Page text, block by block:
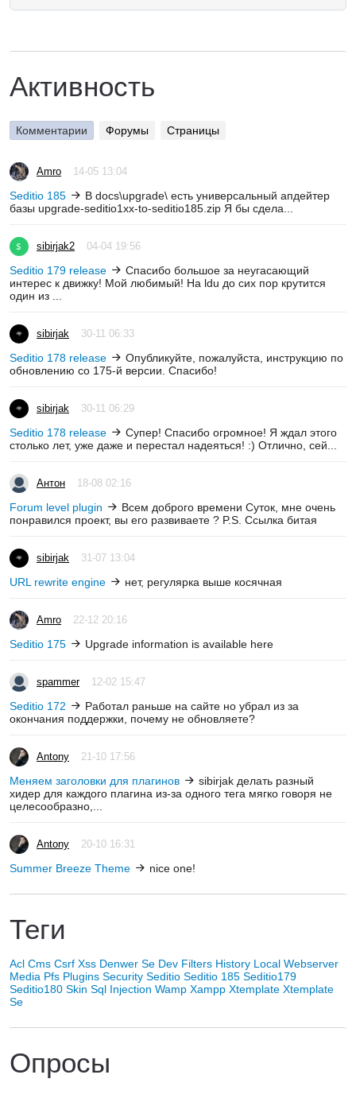
Активность
Комментарии Форумы Страницы
Amro 14-05 13:04
Seditio 185
В docs\upgrade\ есть универсальный апдейтер
базы upgrade-seditio1xx-to-seditio185.zip Я бы сдела...
sibirjak2 04-04 19:56
Seditio 179 release
Спасибо большое за неугасающий
интерес к движку! Мой любимый! На ldu до сих пор крутится
один из ...
sibirjak 30-11 06:33
Seditio 178 release
Опубликуйте, пожалуйста, инструкцию по
обновлению со 175-й версии. Спасибо!
sibirjak 30-11 06:29
Seditio 178 release
Супер! Спасибо огромное! Я ждал этого
столько лет, уже даже и перестал надеяться! :) Отлично, сей...
Антон 18-08 02:16
Forum level plugin
Всем доброго времени Суток, мне очень
понравился проект, вы его развиваете ? P.S. Ссылка битая
sibirjak 31-07 13:04
URL rewrite engine нет, регулярка выше косячная
Amro 22-12 20:16
Seditio 175 Upgrade information is available here
spammer 12-02 15:47
Seditio 172
Работал раньше на сайте но убрал из за
окончания поддержки, почему не обновляете?
Antony 21-10 17:56
Меняем заголовки для плагинов
sibirjak делать разный
хидер для каждого плагина из-за одного тега мягко говоря не
целесообразно,...
Antony 20-10 16:31
Summer Breeze Theme nice one!
Теги
Acl Cms Csrf Xss Denwer Se Dev Filters History Local Webserver
Media Pfs Plugins Security Seditio Seditio 185 Seditio179
Seditio180 Skin Sql Injection Wamp Xampp Xtemplate Xtemplate
Se
Опросы